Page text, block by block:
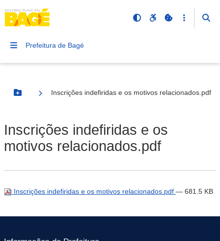
Prefeitura de Bagé
Botão Menu
Inscrições indefiridas e os motivos relacionados.pdf
Inscrições indefiridas e os
motivos relacionados.pdf
Inscrições indefiridas e os motivos relacionados.pdf — 681.5 KB